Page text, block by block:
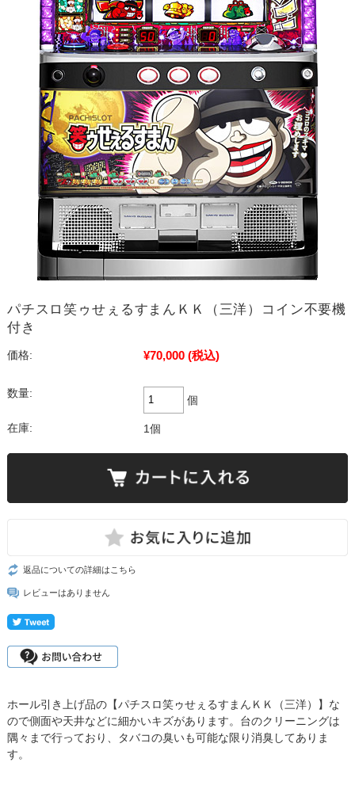
パチスロ笑ゥせぇるすまんＫＫ（三洋）コイン不要機
付き
価格: ¥70,000 (税込)
数量:
個
在庫: 1個
返品についての詳細はこちら
レビューはありません
ホール引き上げ品の【パチスロ笑ゥせぇるすまんＫＫ（三洋）】な
ので側面や天井などに細かいキズがあります。台のクリーニングは
隅々まで行っており、タバコの臭いも可能な限り消臭してありま
す。